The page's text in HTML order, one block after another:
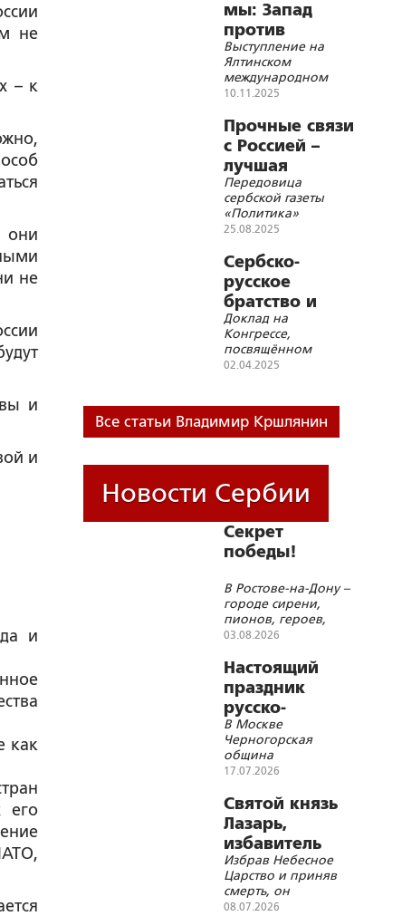
не
– к
они
не
и
и
и
как
его
мы: Запад
против
международного
права – сербский
опыт
Выступление на
Ялтинском
международном
форуме в Москве 6
10.11.2025
Прочные связи
с Россией –
лучшая
гарантия
выживания и
развития
Передовица
сербской газеты
«Политика»
25.08.2025
Сербско-
русское
братство и
Новый мир
Доклад на
Конгрессе,
посвящённом
годовщине
02.04.2025
Все статьи Владимир Кршлянин
Новости Сербии
Секрет
победы!
В Ростове-на-Дону –
городе сирени,
пионов, героев,
молитв и красоты
03.08.2026
Настоящий
праздник
русско-
черногорской
дружбы!
В Москве
Черногорская
община
отпраздновала День
Черногории
17.07.2026
Святой князь
Лазарь,
избавитель
Сербского
народа
Избрав Небесное
Царство и приняв
смерть, он
засвидетельствовал
08.07.2026